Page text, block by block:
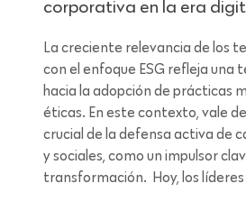
corporativa en la era
La creciente relevancia de los
con el enfoque ESG refleja una
hacia la adopción de prácticas
éticas. En este contexto, vale
crucial de la defensa activa de
y sociales, como un impulsor
transformación. Hoy, los líderes